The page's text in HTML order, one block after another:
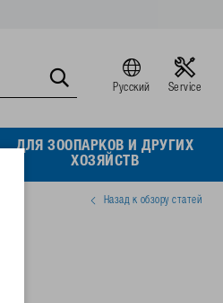
Русский Service
ДЛЯ ЗООПАРКОВ И ДРУГИХ
ХОЗЯЙСТВ
Назад к обзору статей